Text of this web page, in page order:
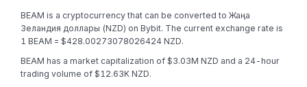
BEAM is a cryptocurrency that can be converted to Жаңа
Зеландия доллары (NZD) on Bybit. The current exchange rate is
1 BEAM = $428.00273078026424 NZD.
BEAM has a market capitalization of $3.03M NZD and a 24-hour
trading volume of $12.63K NZD.